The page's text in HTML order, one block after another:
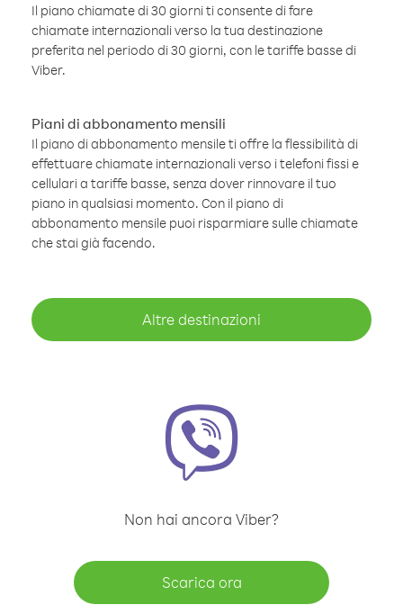
Il piano chiamate di 30 giorni ti consente di fare
chiamate internazionali verso la tua destinazione
preferita nel periodo di 30 giorni, con le tariffe basse di
Viber.
Piani di abbonamento mensili
Il piano di abbonamento mensile ti offre la flessibilità di
effettuare chiamate internazionali verso i telefoni fissi e
cellulari a tariffe basse, senza dover rinnovare il tuo
piano in qualsiasi momento. Con il piano di
abbonamento mensile puoi risparmiare sulle chiamate
che stai già facendo.
Altre destinazioni
Non hai ancora Viber?
Scarica ora